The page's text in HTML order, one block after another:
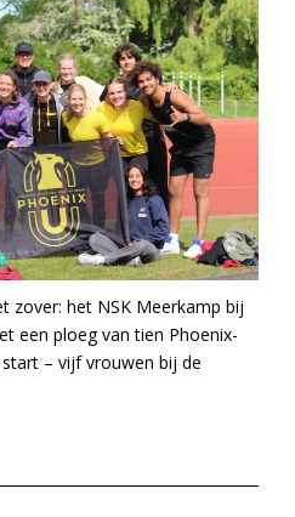
zover: het NSK Meerkamp bij
een ploeg van tien Phoenix-
– vijf vrouwen bij de